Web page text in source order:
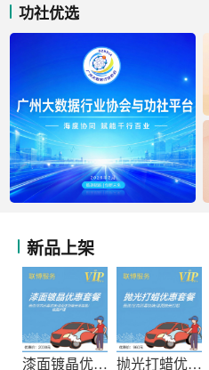
功社优选
新品上架
漆面镀晶优惠套餐
抛光打蜡优惠套餐